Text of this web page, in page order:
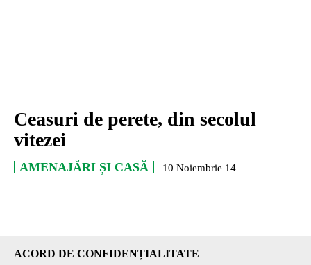
Ceasuri de perete, din secolul
vitezei
AMENAJĂRI ȘI CASĂ 10 Noiembrie 14
ACORD DE CONFIDENȚIALITATE